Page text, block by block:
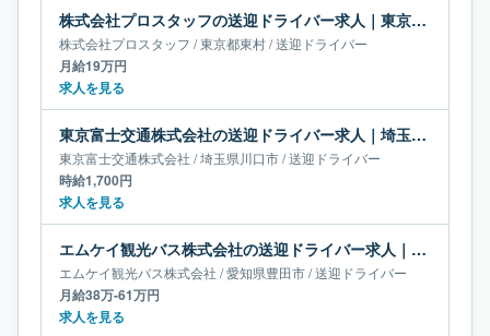
株式会社プロスタッフの送迎ドライバー求人｜東京都東村｜月給19万円
株式会社プロスタッフ /東京都東村/送迎ドライバー
月給19万円
求人を見る
東京富士交通株式会社の送迎ドライバー求人｜埼玉県川口市
東京富士交通株式会社 /埼玉県川口市/送迎ドライバー
時給1,700円
求人を見る
エムケイ観光バス株式会社の送迎ドライバー求人｜愛知県豊田市｜月給38万-61万円
エムケイ観光バス株式会社 /愛知県豊田市/送迎ドライバー
月給38万-61万円
求人を見る